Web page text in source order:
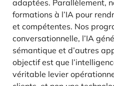
adaptées. Parallèlement,
formations à l’IA pour
et compétentes. Nos
conversationnelle, l’IA
sémantique et d’autres
objectif est que
véritable levier